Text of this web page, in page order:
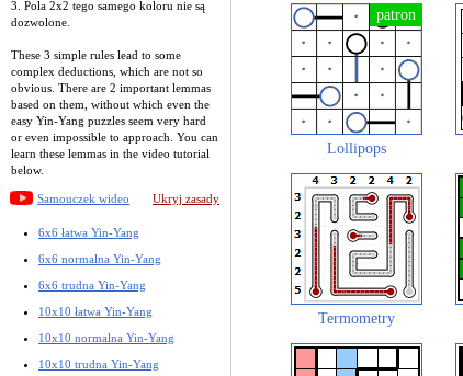
3. Pola 2x2 tego samego koloru nie są
dozwolone.
These 3 simple rules lead to some
complex deductions, which are not so
obvious. There are 2 important lemmas
based on them, without which even the
easy Yin-Yang puzzles seem very hard
or even impossible to approach. You can
learn these lemmas in the video tutorial
below.
Samouczek wideo Ukryj zasady
6x6 łatwa Yin-Yang
6x6 normalna Yin-Yang
6x6 trudna Yin-Yang
10x10 łatwa Yin-Yang
10x10 normalna Yin-Yang
10x10 trudna Yin-Yang
Lollipops
Termometry